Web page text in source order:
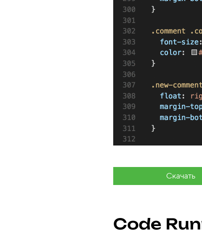
Скачать
Code